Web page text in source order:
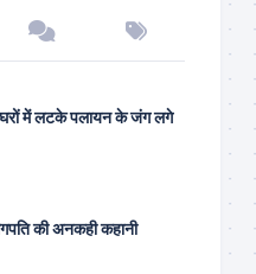
में लटके पलायन के जंग लगे
की अनकही कहानी